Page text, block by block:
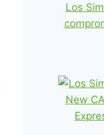
Los